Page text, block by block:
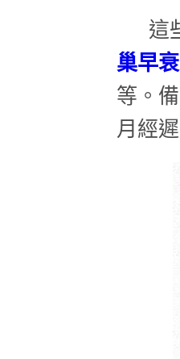
這
巢早衰
等。
月經